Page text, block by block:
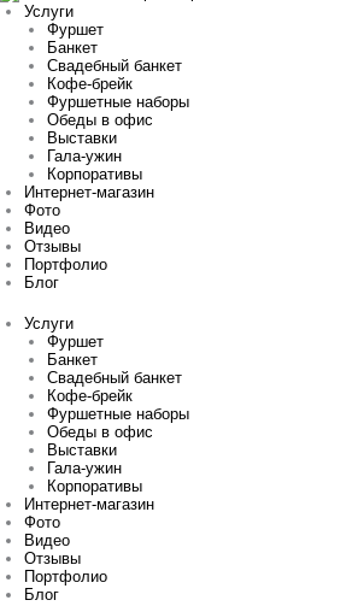
Услуги
Фуршет
Банкет
Свадебный банкет
Кофе-брейк
Фуршетные наборы
Обеды в офис
Выставки
Гала-ужин
Корпоративы
Интернет-магазин
Фото
Видео
Отзывы
Портфолио
Блог
Услуги
Фуршет
Банкет
Свадебный банкет
Кофе-брейк
Фуршетные наборы
Обеды в офис
Выставки
Гала-ужин
Корпоративы
Интернет-магазин
Фото
Видео
Отзывы
Портфолио
Блог